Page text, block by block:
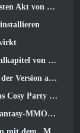
eingeführt
Anime-Shorts
Sonderprogramm
Beta-Rekrutierung
der Ungekrönten